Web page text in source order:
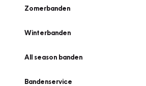
Zomerbanden
Winterbanden
All season banden
Bandenservice